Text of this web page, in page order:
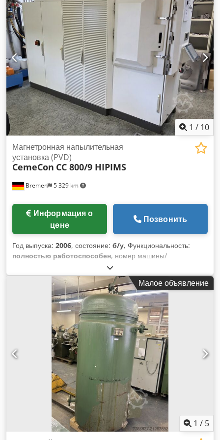
каждый.» «Старая цена Пакетное предложение за все 2
линии и 2 дополнительных вакуумных подъёмника — €75
000 (лучшая цена только при полной покупке 2 комплектов
и 2х подъёмников)» — Внимание! Новая цена: всё за €50
000 без НДС — Цены указаны без НДС, погрузка вилочным
погрузчиком отдельно (€250 за загрузку), доставка не
включена. Видео на Youtube: Данные ролики являются
примером; оборудование не идентично, но того же бренда.
1 / 10
Bremen 5 329 km
Магнетронная напылительная
установка (PVD)
CemeCon CC 800/9 HIPIMS
цене
Позвонить
Год выпуска: 2006, состояние: б/у, Функциональность:
полностью работоспособен, номер машины/
11176
бывшую в эксплуатации установку CemeCon CC 800/9
HIPIMS магнитронного распыления PVD, год выпуска 2006.
Производитель: CemeCon Модель: CC 800/9 Серийный
номер: 11176 Год выпуска: 2006, модернизация 2013 и
2025 Вес: 3000 кг Класс защиты: IP 20 Мощность: 166 кВА
Количество испарителей: 6 Напряжение: 3×400/N/PE В
Частота: 50/60 Гц CemeCon CC800/9 HIPIMS - 6 катодов -
Все катоды — DC, 2 также HIPIMS - Аноды с бустером - 4
газа, из них 1 горючий - BIAS: DC, MF-импульсный или
HIPIMS - 3х нагрев - 2 турбомолекулярных насоса - 6-
позиционный стол - Много мишеней - Включая опцию
съёма сигнала BNC для пиков I, U, P на HIPIMS-катодах +
BIAS Crsdpfx Asx Tt T Roa Dsf - Много аксессуаров:
загрузочные принадлежности, запасные части, расходные
материалы - В 07/2023 система управления установкой
была обновлена до последней версии, проведено
Малое объявление
1 / 5